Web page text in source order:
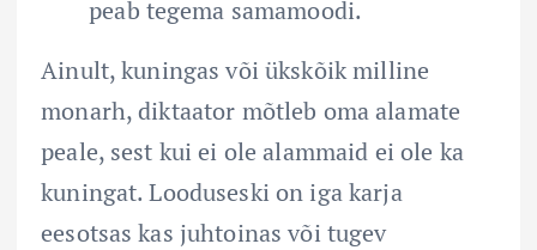
peab tegema samamoodi.
Ainult, kuningas või ükskõik milline
monarh, diktaator mõtleb oma alamate
peale, sest kui ei ole alammaid ei ole ka
kuningat. Looduseski on iga karja
eesotsas kas juhtoinas või tugev